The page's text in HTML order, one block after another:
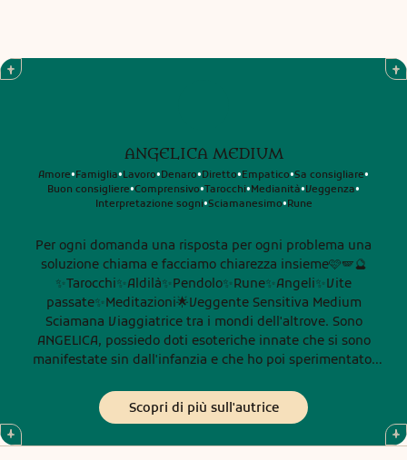
ANGELICA MEDIUM
Amore•Famiglia•Lavoro•Denaro•Diretto•Empatico•Sa consigliare•
Buon consigliere•Comprensivo•Tarocchi•Medianità•Veggenza•
Interpretazione sogni•Sciamanesimo•Rune
Per ogni domanda una risposta per ogni problema una
soluzione chiama e facciamo chiarezza insieme🩷🪽🔮
✨Tarocchi✨Aldilà✨Pendolo✨Rune✨Angeli✨Vite
passate✨Meditazioni🌟Veggente Sensitiva Medium
Sciamana Viaggiatrice tra i mondi dell'altrove. Sono
ANGELICA, possiedo doti esoteriche innate che si sono
manifestate sin dall'infanzia e che ho poi sperimentato,
anni attraverso la mia evoluzione spirituale. La mia Anima
è molto antica ed è arrivata qui dopo aver vissuto molte
Scopri di più sull'autrice